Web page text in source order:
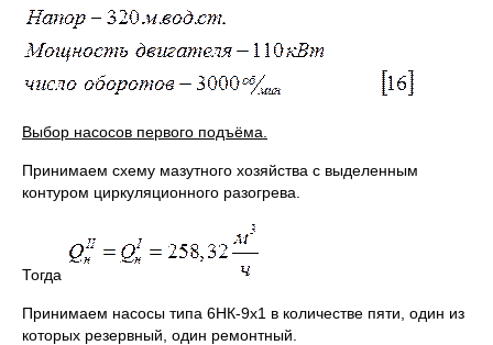
Выбор насосов первого подъёма.
Принимаем схему мазутного хозяйства с выделенным
контуром циркуляционного разогрева.
Тогда
Принимаем насосы типа 6НК-9x1 в количестве пяти, один из
которых резервный, один ремонтный.